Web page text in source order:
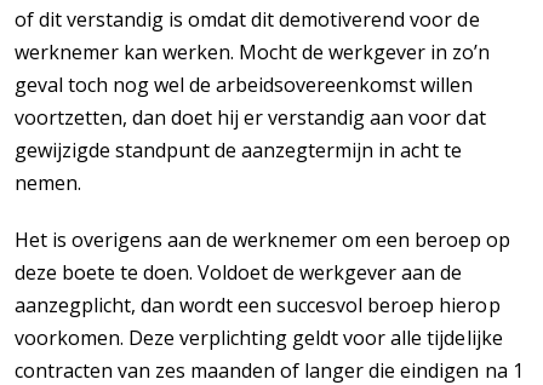
of dit verstandig is omdat dit demotiverend voor de
werknemer kan werken. Mocht de werkgever in zo’n
geval toch nog wel de arbeidsovereenkomst willen
voortzetten, dan doet hij er verstandig aan voor dat
gewijzigde standpunt de aanzegtermijn in acht te
nemen.
Het is overigens aan de werknemer om een beroep op
deze boete te doen. Voldoet de werkgever aan de
aanzegplicht, dan wordt een succesvol beroep hierop
voorkomen. Deze verplichting geldt voor alle tijdelijke
contracten van zes maanden of langer die eindigen na 1